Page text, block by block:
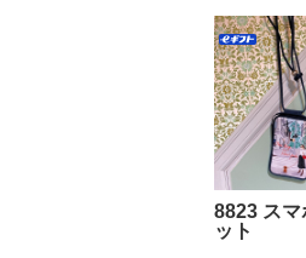
8823 スマ
ット